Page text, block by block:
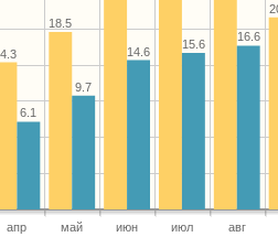
апр май июн июл авг
18.5
16.6
15.6
14.6
9.7
6.1